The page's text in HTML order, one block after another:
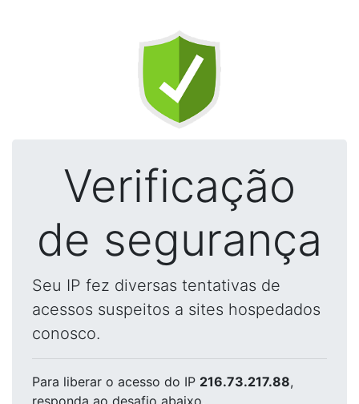
Verificação
de segurança
Seu IP fez diversas tentativas de
acessos suspeitos a sites hospedados
conosco.
Para liberar o acesso do IP 216.73.217.88,
responda ao desafio abaixo.